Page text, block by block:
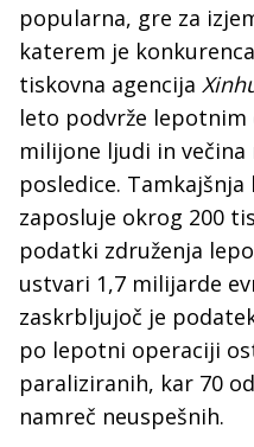
popularna, gre za
katerem je
tiskovna agencija
leto podvrže
milijone ljudi in
posledice.
zaposluje okrog 200
podatki združenja
ustvari 1,7 milijarde
zaskrbljujoč je
po lepotni operaciji
paraliziranih, kar 70
namreč neuspešnih.